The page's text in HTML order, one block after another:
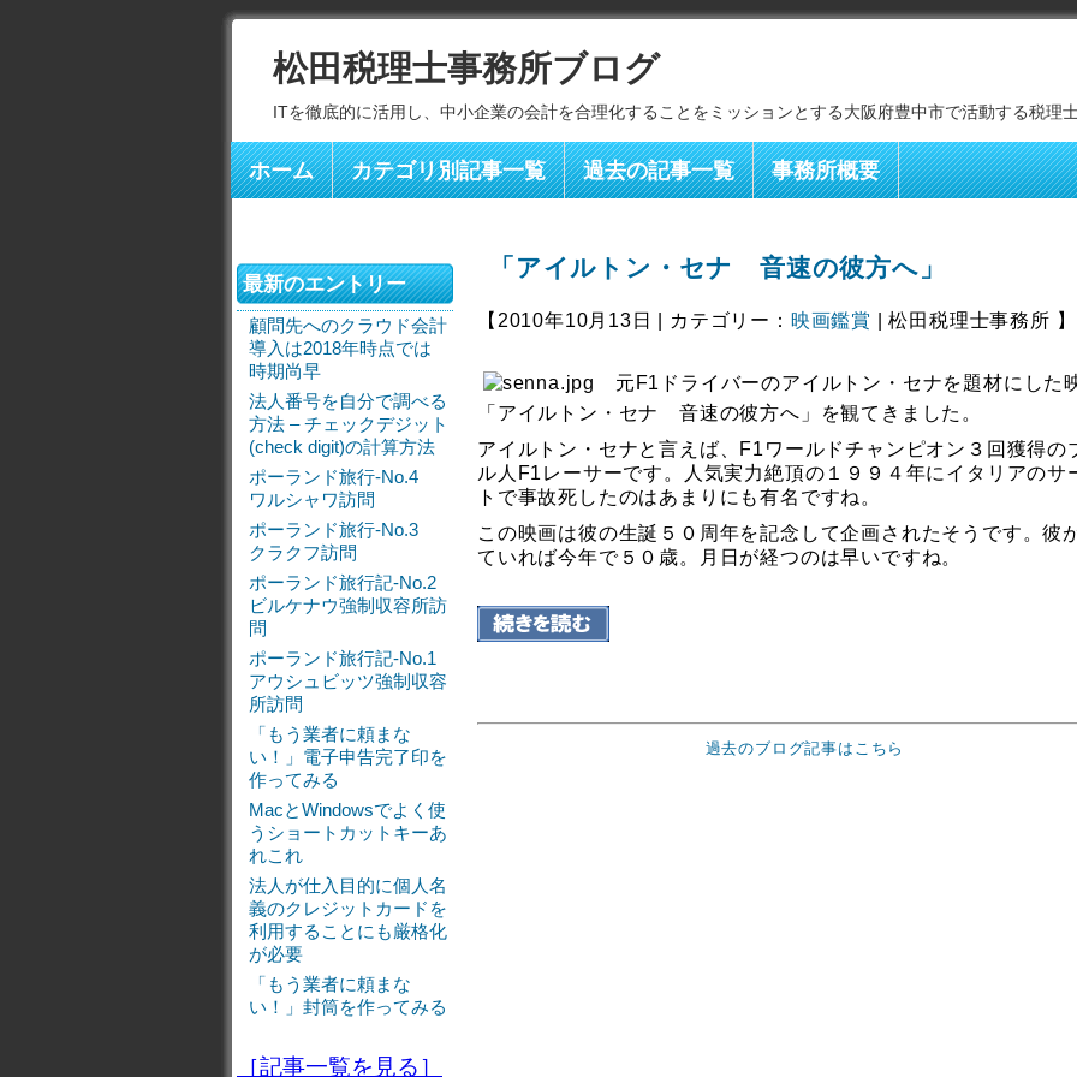
松田税理士事務所ブログ
ITを徹底的に活用し、中小企業の会計を合理化することをミッションとする大阪府豊中市で活動する税理
ホーム カテゴリ別記事一覧 過去の記事一覧 事務所概要
「アイルトン・セナ 音速の彼方へ」
【2010年10月13日 | カテゴリー： 映画鑑賞 | 松田税理士事務所 】
元F1ドライバーのアイルトン・セナを題材にした
「アイルトン・セナ 音速の彼方へ」を観てきました。
アイルトン・セナと言えば、F1ワールドチャンピオン３回獲得の
ル人F1レーサーです。人気実力絶頂の１９９４年にイタリアのサ
トで事故死したのはあまりにも有名ですね。
この映画は彼の生誕５０周年を記念して企画されたそうです。彼
ていれば今年で５０歳。月日が経つのは早いですね。
過去のブログ記事はこちら
最新のエントリー
顧問先へのクラウド会計
導入は2018年時点では
時期尚早
法人番号を自分で調べる
方法 – チェックデジット
(check digit)の計算方法
ポーランド旅行-No.4
ワルシャワ訪問
ポーランド旅行-No.3
クラクフ訪問
ポーランド旅行記-No.2
ビルケナウ強制収容所訪
問
ポーランド旅行記-No.1
アウシュビッツ強制収容
所訪問
「もう業者に頼まな
い！」電子申告完了印を
作ってみる
MacとWindowsでよく使
うショートカットキーあ
れこれ
法人が仕入目的に個人名
義のクレジットカードを
利用することにも厳格化
が必要
「もう業者に頼まな
い！」封筒を作ってみる
［記事一覧を見る］